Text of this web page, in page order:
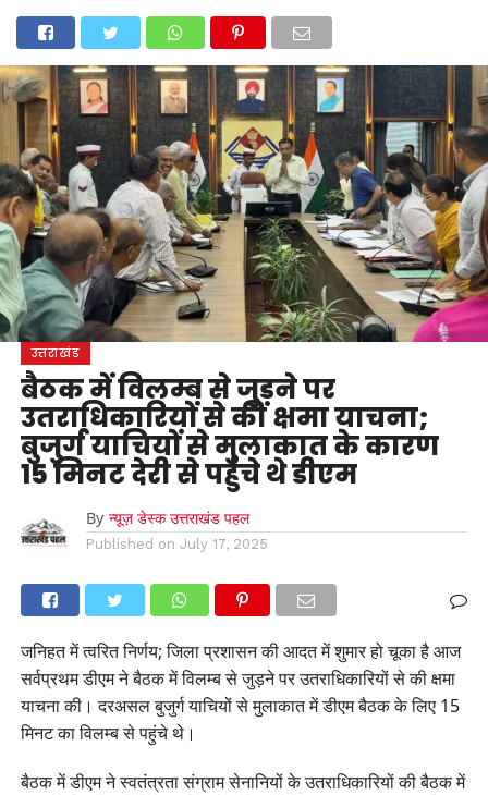
उत्तराखंड अल्मोड़ाउत्तरकाशीउधम सिंह नगरचंपावतचमोली
टिहरी गढ़वाल
देहरादून नैनीताल पिथौरागढ़ पौड़ी गढ़वाल बागेश्वर रुद्रप्रयाग हरिद्वार देश
मनोरंजन
उत्तराखंड
बैठक में विलम्ब से जुड़ने पर
उतराधिकारियों से की क्षमा याचना;
बुजुर्ग याचियों से मुलाकात के कारण
15 मिनट देरी से पहुंचे थे डीएम
By न्यूज़ डेस्क उत्तराखंड पहल
Published on July 17, 2025
जनिहत में त्वरित निर्णय; जिला प्रशासन की आदत में शुमार हो चूका है आज
सर्वप्रथम डीएम ने बैठक में विलम्ब से जुड़ने पर उतराधिकारियों से की क्षमा
याचना की। दरअसल बुजुर्ग याचियों से मुलाकात में डीएम बैठक के लिए 15
मिनट का विलम्ब से पहुंचे थे।
बैठक में डीएम ने स्वतंत्रता संग्राम सेनानियों के उतराधिकारियों की बैठक में